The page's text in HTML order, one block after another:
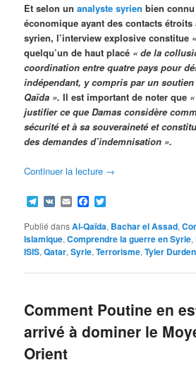
Et selon unanalyste syrien bien
économique ayant des contacts
syrien, l’interview explosive constitue
quelqu’un de haut placé «de la
coordination entre quatre pays pour
indépendant, y compris par un
Qaïda ». Il est important de noter que
justifier ce que Damas considère
sécurité et à sa souveraineté et
des demandes d’indemnisation ».
Continuer la lecture →
Telegram
VK EmailFacebook
Publié dansAl-Qaïda, Bachar el Assad,
Islamique,Comprendre la guerre en Syrie,
ISIS,Qatar,Syrie,Terrorisme,Tyler Durden
Comment Poutine en
arrivé à dominer le
Orient